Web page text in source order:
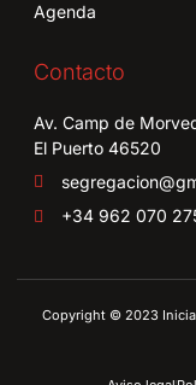
Agenda
Contacto
Av. Camp de
El Puerto 46520
+34 962 070
Copyright © 2023